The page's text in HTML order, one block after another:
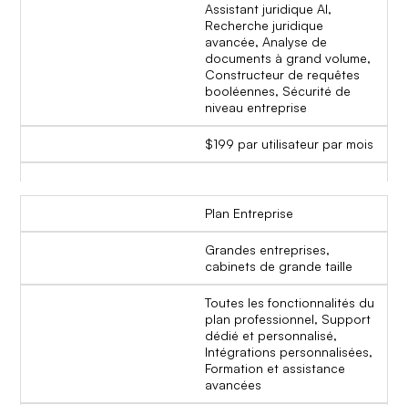
Assistant juridique AI,
Recherche juridique
avancée, Analyse de
documents à grand volume,
Constructeur de requêtes
booléennes, Sécurité de
niveau entreprise
$199 par utilisateur par mois
Plan Entreprise
Grandes entreprises,
cabinets de grande taille
Toutes les fonctionnalités du
plan professionnel, Support
dédié et personnalisé,
Intégrations personnalisées,
Formation et assistance
avancées